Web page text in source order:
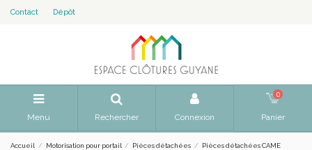
Contact Dépôt
Menu Rechercher Connexion
0
Panier
Accueil Motorisation pour portail Pièces détachées
Pièces détachées CAME